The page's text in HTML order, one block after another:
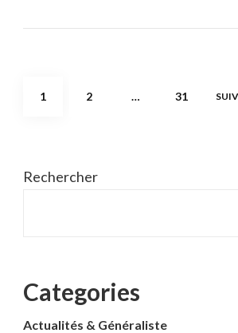
Pagination
PAGE
1 PAGE
2 … PAGE
31
Rechercher
Categories
Actualités & Généraliste